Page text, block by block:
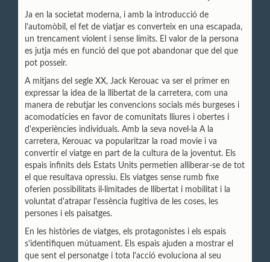
Ja en la societat moderna, i amb la introducció de
l'automòbil, el fet de viatjar es converteix en una escapada,
un trencament violent i sense límits. El valor de la persona
es jutja més en funció del que pot abandonar que del que
pot posseir.
A mitjans del segle XX, Jack Kerouac va ser el primer en
expressar la idea de la llibertat de la carretera, com una
manera de rebutjar les convencions socials més burgeses i
acomodatícies en favor de comunitats lliures i obertes i
d'experiències individuals. Amb la seva novel·la A la
carretera, Kerouac va popularitzar la road movie i va
convertir el viatge en part de la cultura de la joventut. Els
espais infinits dels Estats Units permetien alliberar-se de tot
el que resultava opressiu. Els viatges sense rumb fixe
oferien possibilitats il·limitades de llibertat i mobilitat i la
voluntat d'atrapar l'essència fugitiva de les coses, les
persones i els paisatges.
En les històries de viatges, els protagonistes i els espais
s'identifiquen mútuament. Els espais ajuden a mostrar el
que sent el personatge i tota l'acció evoluciona al seu